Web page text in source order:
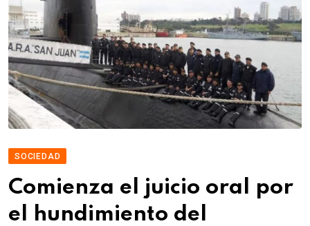
SOCIEDAD
Comienza el juicio oral por
el hundimiento del